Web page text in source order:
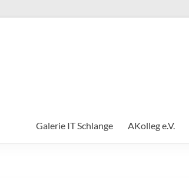
Galerie IT Schlange AKolleg e.V.